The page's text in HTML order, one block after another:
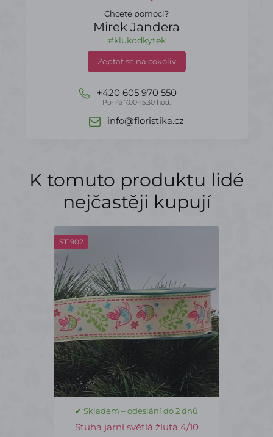
Chcete pomoci?
Mirek Jandera
#klukodkytek
Zeptat se na cokoliv
+420 605 970 550
Po-Pá 7.00-15.30 hod.
info@floristika.cz
K tomuto produktu lidé
nejčastěji kupují
ST1902
✔ Skladem – odeslání do 2 dnů
Stuha jarní světlá žlutá 4/10